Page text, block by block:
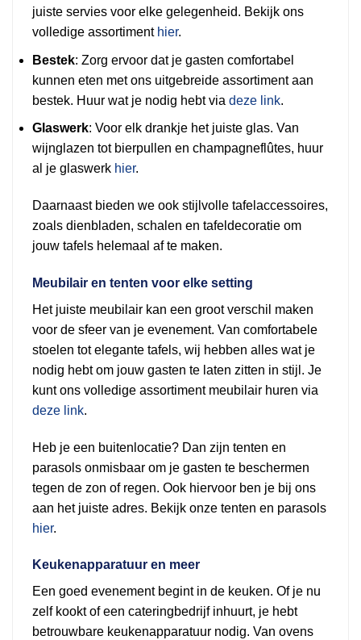
juiste servies voor elke gelegenheid. Bekijk ons
volledige assortiment hier.
Bestek: Zorg ervoor dat je gasten comfortabel
kunnen eten met ons uitgebreide assortiment aan
bestek. Huur wat je nodig hebt via deze link.
Glaswerk: Voor elk drankje het juiste glas. Van
wijnglazen tot bierpullen en champagneflûtes, huur
al je glaswerk hier.
Daarnaast bieden we ook stijlvolle tafelaccessoires,
zoals dienbladen, schalen en tafeldecoratie om
jouw tafels helemaal af te maken.
Meubilair en tenten voor elke setting
Het juiste meubilair kan een groot verschil maken
voor de sfeer van je evenement. Van comfortabele
stoelen tot elegante tafels, wij hebben alles wat je
nodig hebt om jouw gasten te laten zitten in stijl. Je
kunt ons volledige assortiment meubilair huren via
deze link.
Heb je een buitenlocatie? Dan zijn tenten en
parasols onmisbaar om je gasten te beschermen
tegen de zon of regen. Ook hiervoor ben je bij ons
aan het juiste adres. Bekijk onze tenten en parasols
hier.
Keukenapparatuur en meer
Een goed evenement begint in de keuken. Of je nu
zelf kookt of een cateringbedrijf inhuurt, je hebt
betrouwbare keukenapparatuur nodig. Van ovens